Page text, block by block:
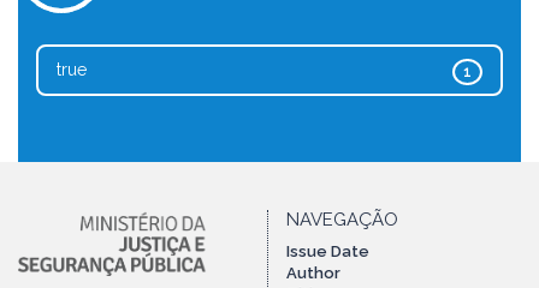
1
true
NAVEGAÇÃO
Issue Date
Author